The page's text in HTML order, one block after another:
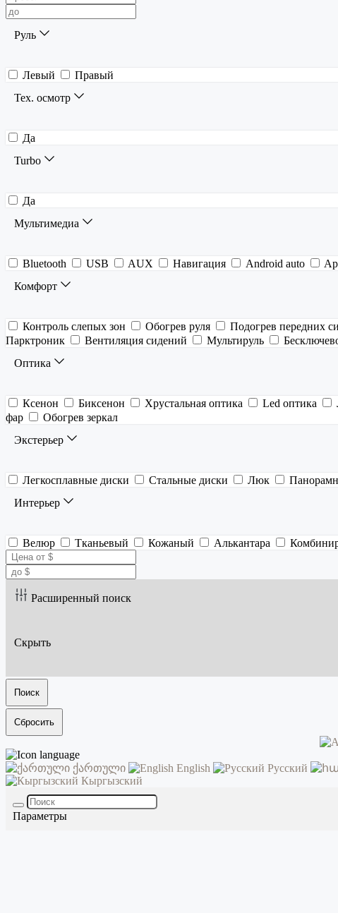
Руль
Левый
Правый
Тех. осмотр
Да
Turbo
Да
Мультимедиа
Bluetooth USB AUX Навигация Android auto
Комфорт
Контроль слепых зон Обогрев руля Подогрев передних
Парктроник
Вентиляция сидений Мультируль
Оптика
Ксенон Биксенон Хрустальная оптика Led оптика
фар
Обогрев зеркал
Экстерьер
Легкосплавные диски Стальные диски Люк
Интерьер
Велюр Тканьевый Кожаный Алькантара
Расширенный поиск
Скрыть
Поиск
Сбросить
ქართული English Русский
Кыргызский
Параметры